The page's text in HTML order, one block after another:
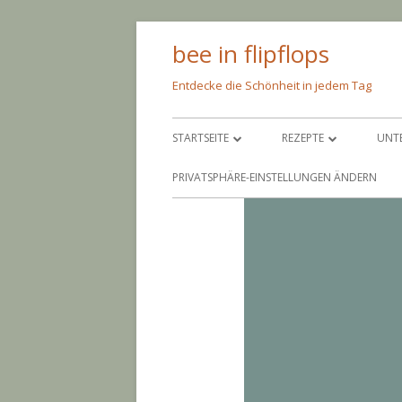
bee in flipflops
Entdecke die Schönheit in jedem Tag
Primäres
Menü
STARTSEITE
ÜBER MICH
REZEPTE
PFEIF AUF DIE KALORIEN
PRIVATSPHÄRE-EINSTELLUNGEN ÄNDERN